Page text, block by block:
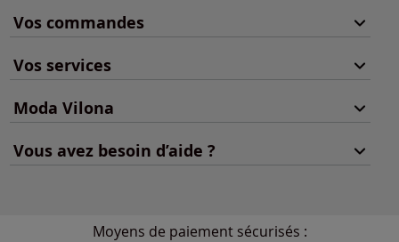
Vos commandes
Vos services
Moda Vilona
Vous avez besoin d’aide ?
Moyens de paiement sécurisés :